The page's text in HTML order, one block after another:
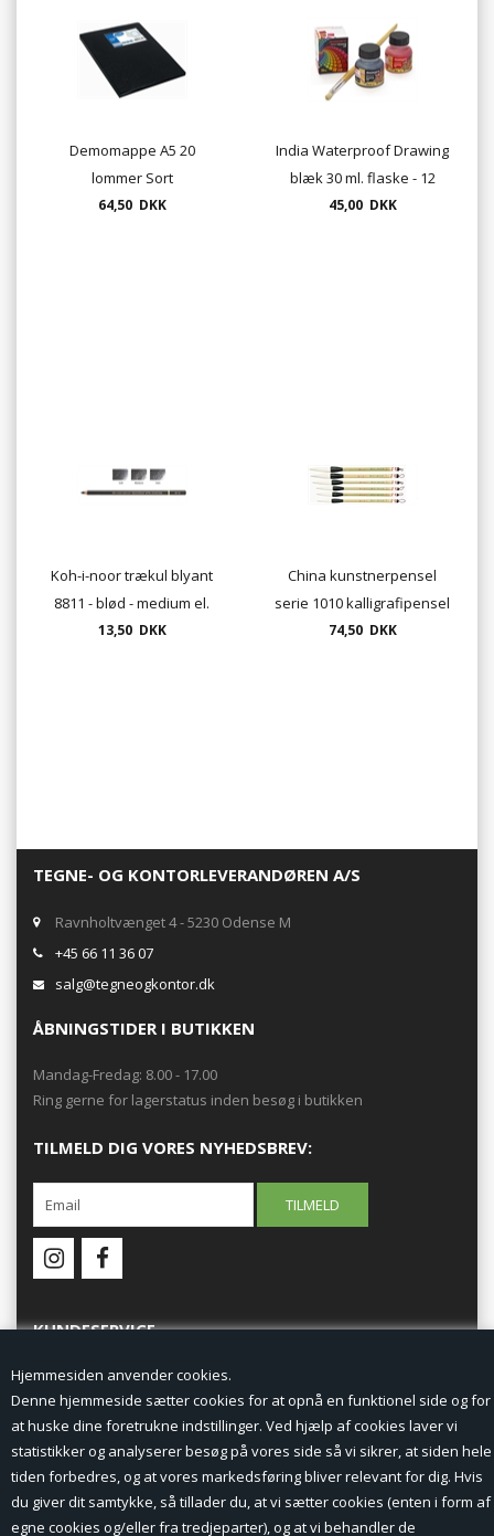
Hjemmesiden anvender cookies.
Denne hjemmeside sætter cookies for at opnå en funktionel side og for
at huske dine foretrukne indstillinger. Ved hjælp af cookies laver vi
statistikker og analyserer besøg på vores side så vi sikrer, at siden hele
tiden forbedres, og at vores markedsføring bliver relevant for dig. Hvis
du giver dit samtykke, så tillader du, at vi sætter cookies (enten i form af
egne cookies og/eller fra tredjeparter), og at vi behandler de
Demomappe A5 20
lommer Sort
64,50 DKK
India Waterproof Drawing
blæk 30 ml. flaske - 12
farver
45,00 DKK
Koh-i-noor trækul blyant
8811 - blød - medium el.
hård
13,50 DKK
China kunstnerpensel
serie 1010 kalligrafipensel
74,50 DKK
TEGNE- OG KONTORLEVERANDØREN A/S
Ravnholtvænget 4 - 5230 Odense M
+45 66 11 36 07
salg@tegneogkontor.dk
ÅBNINGSTIDER I BUTIKKEN
Mandag-Fredag: 8.00 - 17.00
Ring gerne for lagerstatus inden besøg i butikken
TILMELD DIG VORES NYHEDSBREV:
KUNDESERVICE
Forside
Min Konto
Nyheder
Vilkår og betingelser